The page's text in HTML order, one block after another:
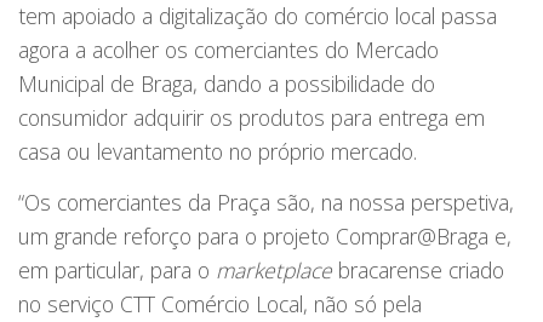
tem apoiado a digitalização do comércio local passa
agora a acolher os comerciantes do Mercado
Municipal de Braga, dando a possibilidade do
consumidor adquirir os produtos para entrega em
casa ou levantamento no próprio mercado.
“Os comerciantes da Praça são, na nossa perspetiva,
um grande reforço para o projeto Comprar@Braga e,
em particular, para o marketplace bracarense criado
no serviço CTT Comércio Local, não só pela